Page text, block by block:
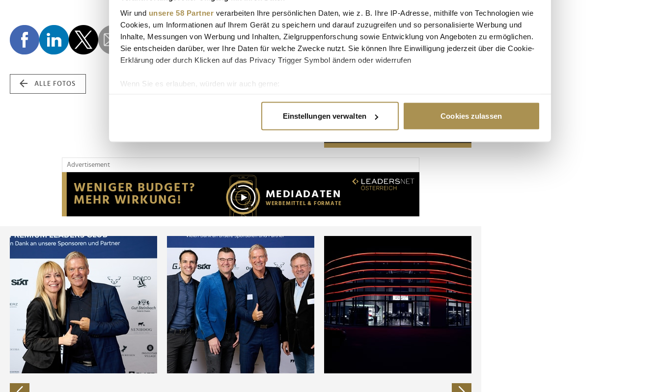
Wir und unsere 58 Partner verarbeiten Ihre persönlichen Daten, wie z. B. Ihre IP-Adresse, mithilfe von Technologien wie
Cookies, um Informationen auf Ihrem Gerät zu speichern und darauf zuzugreifen und so personalisierte Werbung und
Inhalte, Messungen von Werbung und Inhalten, Zielgruppenforschung sowie Entwicklung von Angeboten zu ermöglichen.
Sie entscheiden darüber, wer Ihre Daten für welche Zwecke nutzt. Sie können Ihre Einwilligung jederzeit über die Cookie-
Erklärung oder durch Klicken auf das Privacy Trigger Symbol ändern oder widerrufen
Wenn Sie es erlauben, würden wir auch gerne:
Erfahren Sie mehr darüber, wie Ihre persönlichen Daten verarbeitet werden, und legen Sie Ihre Präferenzen im
Wir verwenden Cookies, um Inhalte und Anzeigen zu personalisieren, Funktionen für soziale Medien anbieten zu können
Website an unsere Partner für soziale Medien, Werbung und Analysen weiter. Unsere Partner führen diese Informationen
möglicherweise mit weiteren Daten zusammen, die Sie ihnen bereitgestellt haben oder die sie im Rahmen Ihrer Nutzung
der Dienste gesammelt haben.
Einstellungen verwalten Cookies zulassen
ALLE FOTOS
Advertisement
Advertisement